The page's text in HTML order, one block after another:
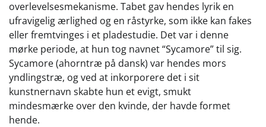
overlevelsesmekanisme. Tabet gav hendes lyrik en
ufravigelig ærlighed og en råstyrke, som ikke kan fakes
eller fremtvinges i et pladestudie. Det var i denne
mørke periode, at hun tog navnet “Sycamore” til sig.
Sycamore (ahorntræ på dansk) var hendes mors
yndlingstræ, og ved at inkorporere det i sit
kunstnernavn skabte hun et evigt, smukt
mindesmærke over den kvinde, der havde formet
hende.